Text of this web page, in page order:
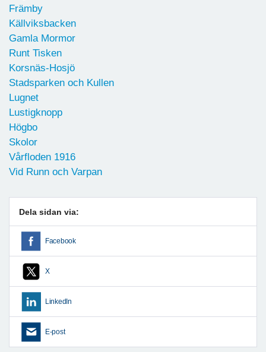
Främby
Källviksbacken
Gamla Mormor
Runt Tisken
Korsnäs-Hosjö
Stadsparken och Kullen
Lugnet
Lustigknopp
Högbo
Skolor
Vårfloden 1916
Vid Runn och Varpan
Dela sidan via:
Facebook
X
LinkedIn
E-post